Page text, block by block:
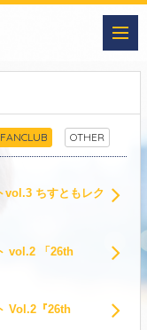
FANCLUB OTHER
vol.3 ちすともレク
vol.2 「26th
Vol.2『26th